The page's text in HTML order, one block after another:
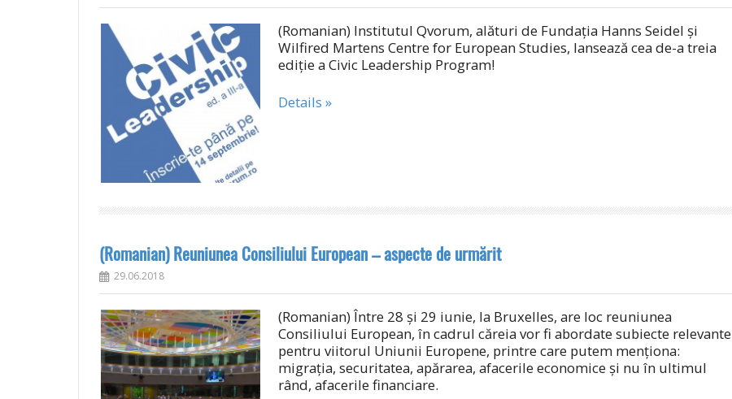
(Romanian) Institutul Qvorum, alături de Fundația Hanns Seidel și
Wilfired Martens Centre for European Studies, lansează cea de-a treia
ediție a Civic Leadership Program!
Details »
(Romanian) Reuniunea Consiliului European – aspecte de urmărit
29.06.2018
(Romanian) Între 28 și 29 iunie, la Bruxelles, are loc reuniunea
Consiliului European, în cadrul căreia vor fi abordate subiecte relevante
pentru viitorul Uniunii Europene, printre care putem menționa:
migrația, securitatea, apărarea, afacerile economice și nu în ultimul
rând, afacerile financiare.